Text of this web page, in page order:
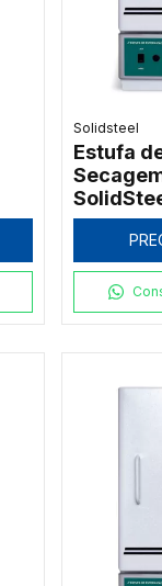
Solidsteel
Estufa